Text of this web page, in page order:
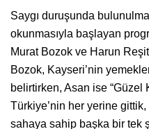
Saygı duruşunda
okunmasıyla başlayan
Murat Bozok ve Harun
Bozok, Kayseri’nin
belirtirken, Asan ise “Güzel
Türkiye’nin her yerine
sahaya sahip başka bir tek